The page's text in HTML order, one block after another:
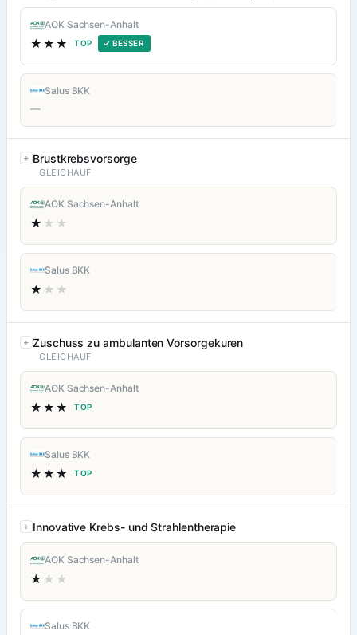
AOK Sachsen-Anhalt
★★★ TOP ✓ BESSER
Salus BKK
—
Brustkrebsvorsorge
GLEICHAUF
AOK Sachsen-Anhalt
★ ★★
Salus BKK
★ ★★
Zuschuss zu ambulanten Vorsorgekuren
GLEICHAUF
AOK Sachsen-Anhalt
★★★ TOP
Salus BKK
★★★ TOP
Innovative Krebs- und Strahlentherapie
AOK Sachsen-Anhalt
★ ★★
Salus BKK